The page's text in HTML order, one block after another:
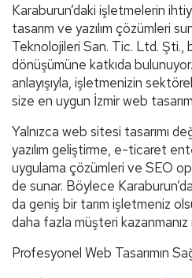
Karaburun’daki işletmelerin
tasarım ve yazılım çözümleri
Teknolojileri San. Tic. Ltd. Şti.,
dönüşümüne katkıda
anlayışıyla, işletmenizin
size en uygun İzmir web
Yalnızca web sitesi tasarımı
yazılım geliştirme, e-ticaret
uygulama çözümleri ve SEO
de sunar. Böylece
da geniş bir tarım işletmeniz
daha fazla müşteri kazanmanız
Profesyonel Web Tasarımın